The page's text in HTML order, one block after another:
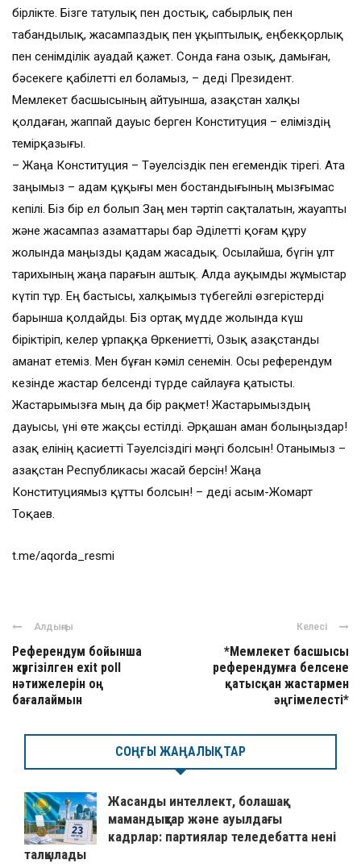
бірлікте. Бізге татулық пен достық, сабырлық пен
табандылық, жасампаздық пен ұқыптылық, еңбекқорлық
пен сенімділік ауадай қажет. Сонда ғана озық, дамыған,
бәсекеге қабілетті ел боламыз, – деді Президент.
Мемлекет басшысының айтуынша, Қазақстан халқы
қолдаған, жаппай дауыс берген Конституция – еліміздің
темірқазығы.
– Жаңа Конституция – Тәуелсіздік пен егемендік тірегі. Ата
заңымыз – адам құқығы мен бостандығының мызғымас
кепілі. Біз бір ел болып Заң мен тәртіп сақталатын, жауапты
және жасампаз азаматтары бар Әділетті қоғам құру
жолында маңызды қадам жасадық. Осылайша, бүгін ұлт
тарихының жаңа парағын аштық. Алда ауқымды жұмыстар
күтіп тұр. Ең бастысы, халқымыз түбегейлі өзгерістерді
барынша қолдайды. Біз ортақ мүдде жолында күш
біріктіріп, келер ұрпаққа Өркениетті, Озық Қазақстанды
аманат етеміз. Мен бұған кәміл сенемін. Осы референдум
кезінде жастар белсенді түрде сайлауға қатысты.
Жастарымызға мың да бір рақмет! Жастарымыздың
дауысы, үні өте жақсы естілді. Әрқашан аман болыңыздар!
Қазақ елінің қасиетті Тәуелсіздігі мәңгі болсын! Отанымыз –
Қазақстан Республикасы жасай берсін! Жаңа
Конституциямыз құтты болсын! – деді Қасым-Жомарт
Тоқаев.
t.me/aqorda_resmi
Алдыңғы
Референдум бойынша
жүргізілген exit poll
нәтижелерін оң
бағалаймын
Келесі
*Мемлекет басшысы
референдумға белсене
қатысқан жастармен
әңгімелесті*
СОҢҒЫ ЖАҢАЛЫҚТАР
Жасанды интеллект, болашақ
мамандықтар және ауылдағы
кадрлар: партиялар теледебатта нені
талқылады